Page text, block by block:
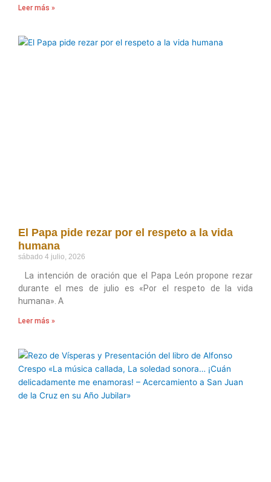
Leer más »
El Papa pide rezar por el respeto a la vida
humana
sábado 4 julio, 2026
La intención de oración que el Papa León propone rezar
durante el mes de julio es «Por el respeto de la vida
humana». A
Leer más »